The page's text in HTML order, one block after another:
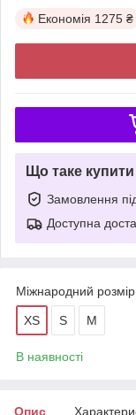
Економія 1275 ₴
Що таке
Замовлення
Доступна
Міжнародний розмір
XS S M
В наявності
Опис